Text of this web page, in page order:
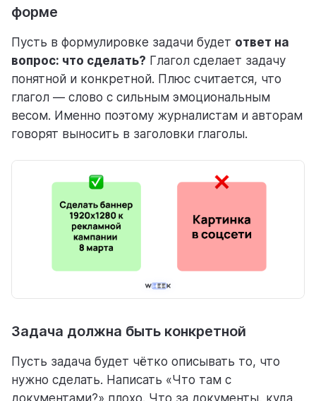
форме
Пусть в формулировке задачи будет ответ на
вопрос: что сделать? Глагол сделает задачу
понятной и конкретной. Плюс считается, что
глагол — слово с сильным эмоциональным
весом. Именно поэтому журналистам и авторам
говорят выносить в заголовки глаголы.
Задача должна быть конкретной
Пусть задача будет чётко описывать то, что
нужно сделать. Написать «Что там с